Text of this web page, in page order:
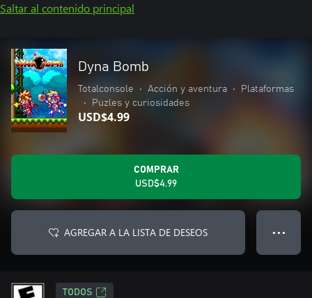
Saltar al contenido principal
Dyna Bomb
Totalconsole • Acción y aventura •
Plataformas
•
Puzles y curiosidades
USD$4.99
COMPRAR
USD$4.99
AGREGAR A LA LISTA DE DESEOS ● ● ●
TODOS